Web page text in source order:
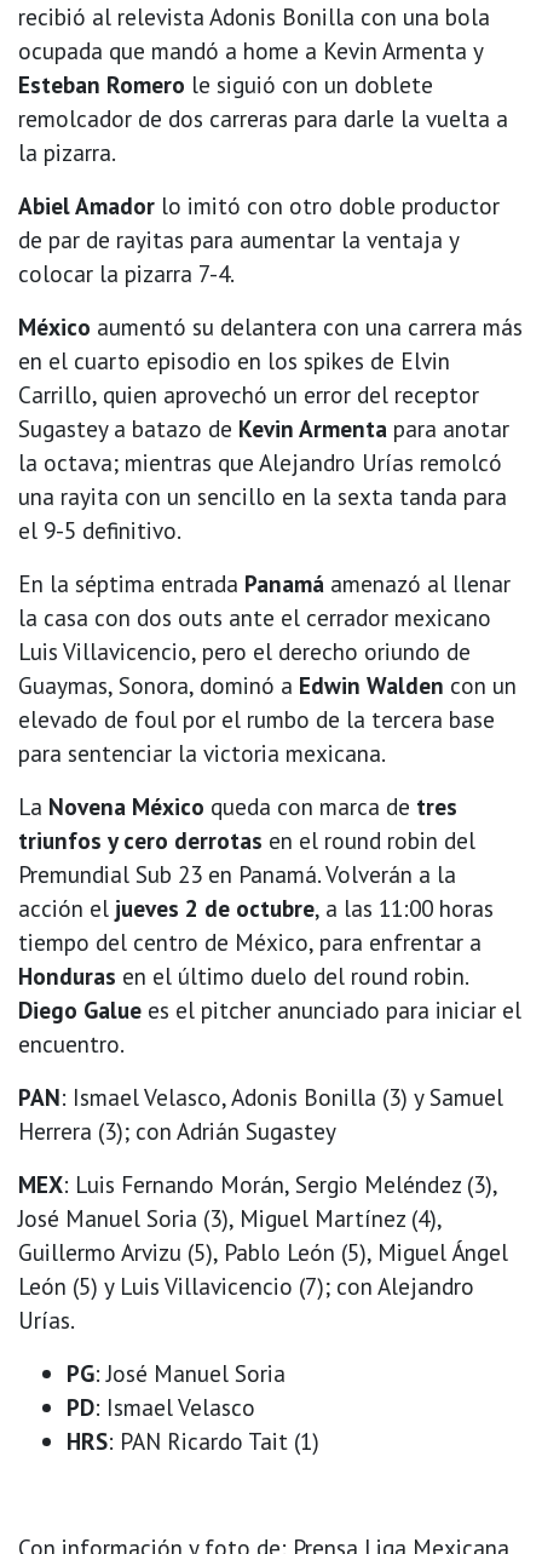
recibió al relevista Adonis Bonilla con una bola
ocupada que mandó a home a Kevin Armenta y
Esteban Romero le siguió con un doblete
remolcador de dos carreras para darle la vuelta a
la pizarra.
Abiel Amador lo imitó con otro doble productor
de par de rayitas para aumentar la ventaja y
colocar la pizarra 7-4.
México aumentó su delantera con una carrera más
en el cuarto episodio en los spikes de Elvin
Carrillo, quien aprovechó un error del receptor
Sugastey a batazo de Kevin Armenta para anotar
la octava; mientras que Alejandro Urías remolcó
una rayita con un sencillo en la sexta tanda para
el 9-5 definitivo.
En la séptima entrada Panamá amenazó al llenar
la casa con dos outs ante el cerrador mexicano
Luis Villavicencio, pero el derecho oriundo de
Guaymas, Sonora, dominó a Edwin Walden con un
elevado de foul por el rumbo de la tercera base
para sentenciar la victoria mexicana.
La Novena México queda con marca de tres
triunfos y cero derrotas en el round robin del
Premundial Sub 23 en Panamá. Volverán a la
acción el jueves 2 de octubre, a las 11:00 horas
tiempo del centro de México, para enfrentar a
Honduras en el último duelo del round robin.
Diego Galue es el pitcher anunciado para iniciar el
encuentro.
PAN: Ismael Velasco, Adonis Bonilla (3) y Samuel
Herrera (3); con Adrián Sugastey
MEX: Luis Fernando Morán, Sergio Meléndez (3),
José Manuel Soria (3), Miguel Martínez (4),
Guillermo Arvizu (5), Pablo León (5), Miguel Ángel
León (5) y Luis Villavicencio (7); con Alejandro
Urías.
PG: José Manuel Soria
PD: Ismael Velasco
HRS: PAN Ricardo Tait (1)
Con información y foto de: Prensa Liga Mexicana